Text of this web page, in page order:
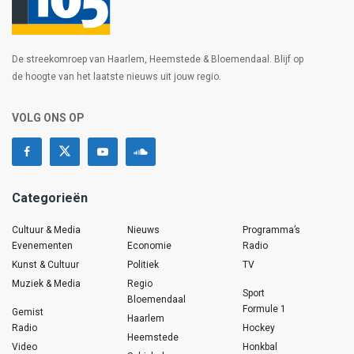
De streekomroep van Haarlem, Heemstede & Bloemendaal. Blijf op
de hoogte van het laatste nieuws uit jouw regio.
VOLG ONS OP
Categorieën
Cultuur & Media
Evenementen
Kunst & Cultuur
Muziek & Media
Gemist
Radio
Video
Nieuws
Economie
Politiek
Regio
Bloemendaal
Haarlem
Heemstede
Programma’s
Radio
TV
Sport
Formule 1
Hockey
Honkbal